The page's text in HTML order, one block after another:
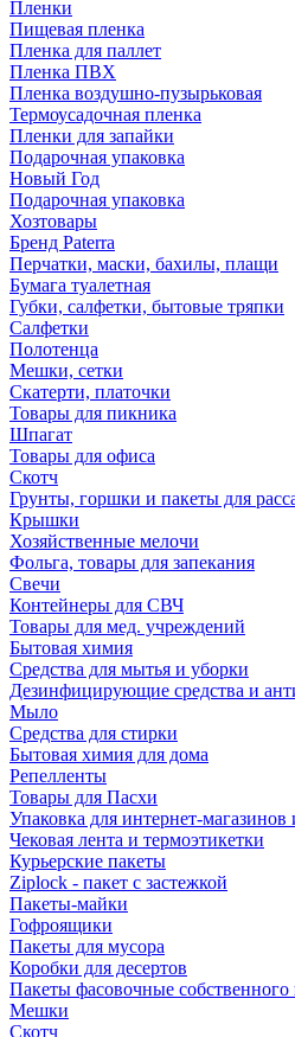
Пленки
Пищевая пленка
Пленка для паллет
Пленка ПВХ
Пленка воздушно-пузырьковая
Термоусадочная пленка
Пленки для запайки
Подарочная упаковка
Новый Год
Подарочная упаковка
Хозтовары
Бренд Paterra
Перчатки, маски, бахилы, плащи
Бумага туалетная
Губки, салфетки, бытовые тряпки
Салфетки
Полотенца
Мешки, сетки
Скатерти, платочки
Товары для пикника
Шпагат
Товары для офиса
Скотч
Грунты, горшки и пакеты для
Крышки
Хозяйственные мелочи
Фольга, товары для запекания
Свечи
Контейнеры для СВЧ
Товары для мед. учреждений
Бытовая химия
Средства для мытья и уборки
Дезинфицирующие средства и
Мыло
Средства для стирки
Бытовая химия для дома
Репелленты
Товары для Пасхи
Упаковка для интернет-магазинов
Чековая лента и термоэтикетки
Курьерские пакеты
Ziplock - пакет с застежкой
Пакеты-майки
Гофроящики
Пакеты для мусора
Коробки для десертов
Пакеты фасовочные собственного
Мешки
Скотч